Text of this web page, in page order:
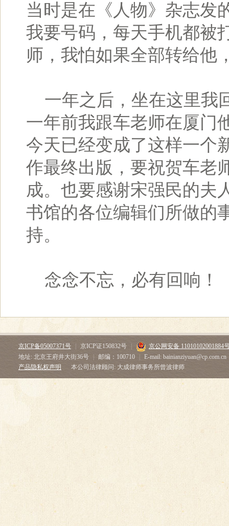
当时是在《人物》杂志发
我要号码，每天手机都被
师，我怕如果全部转给他
一年之后，坐在这里我
一年前我跟车老师在厦门
今天已经变成了这样一个
作最终出版，要祝贺车老
成。也要感谢宋强民的夫
书馆的各位编辑们所做的
持。
念念不忘，必有回响！
京ICP备05007371号 京ICP证150832号
京公网安备 11010102001884
地址: 北京王府井大街36号
邮编：100710
E-mail: bainianziyuan@cp.com.cn
产品隐私权声明
本公司法律顾问: 大成律师事务所曾波律师